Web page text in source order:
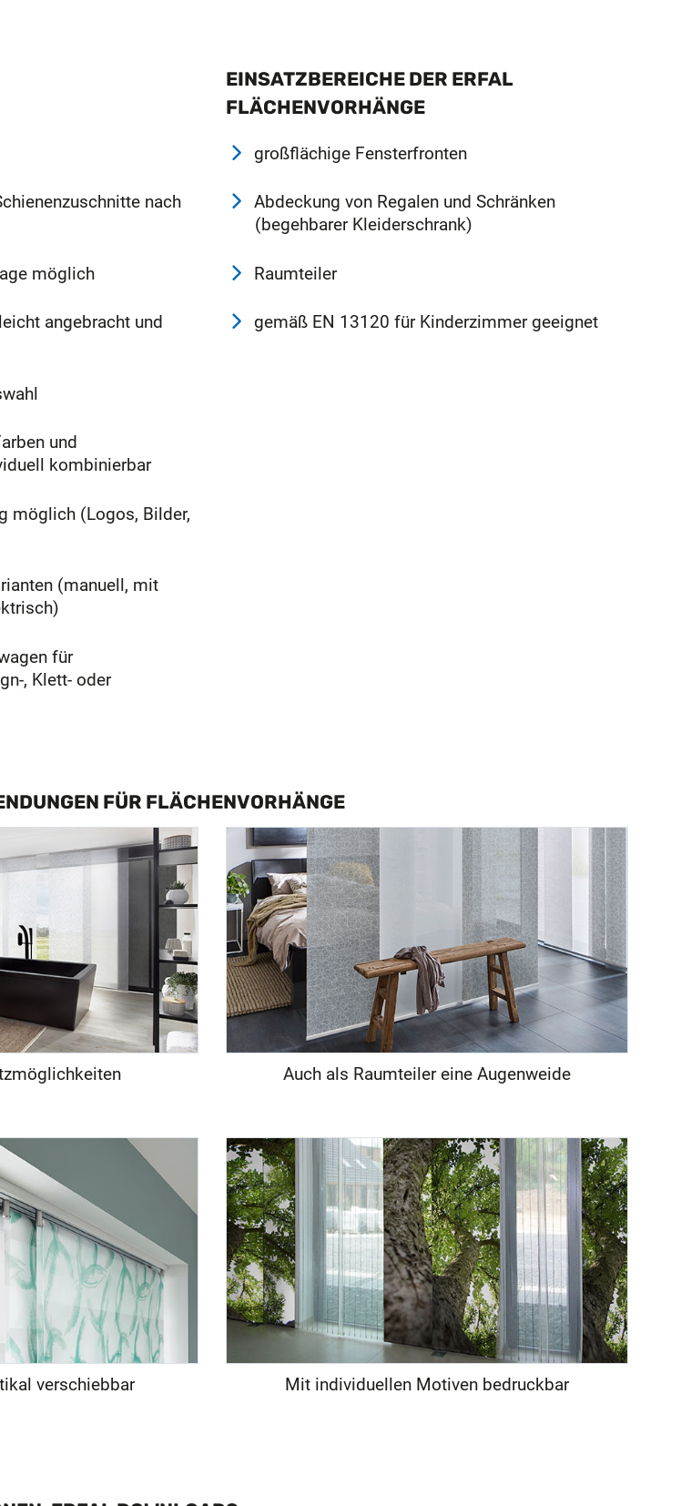
nach
möglich
angebracht und
und
kombinierbar
möglich (Logos, Bilder,
(manuell, mit
für
, Klett- oder
EINSATZBEREICHE DER ERFAL
FLÄCHENVORHÄNGE
großflächige Fensterfronten
Abdeckung von Regalen und Schränken
(begehbarer Kleiderschrank)
Raumteiler
gemäß EN 13120 für Kinderzimmer geeignet
FÜR FLÄCHENVORHÄNGE
Auch als Raumteiler eine Augenweide
verschiebbar Mit individuellen Motiven bedruckbar